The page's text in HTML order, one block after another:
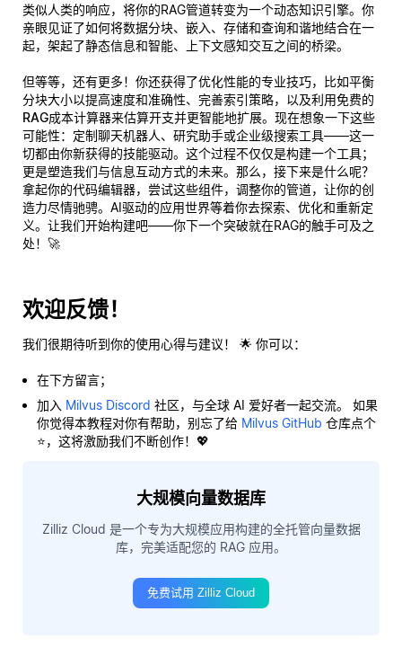
类似人类的响应，将你的RAG管道转变为一个动态知识引擎。你
亲眼见证了如何将数据分块、嵌入、存储和查询和谐地结合在一
起，架起了静态信息和智能、上下文感知交互之间的桥梁。
但等等，还有更多！你还获得了优化性能的专业技巧，比如平衡
分块大小以提高速度和准确性、完善索引策略，以及利用免费的
RAG成本计算器来估算开支并更智能地扩展。现在想象一下这些
可能性：定制聊天机器人、研究助手或企业级搜索工具——这一
切都由你新获得的技能驱动。这个过程不仅仅是构建一个工具；
更是塑造我们与信息互动方式的未来。那么，接下来是什么呢？
拿起你的代码编辑器，尝试这些组件，调整你的管道，让你的创
造力尽情驰骋。AI驱动的应用世界等着你去探索、优化和重新定
义。让我们开始构建吧——你下一个突破就在RAG的触手可及之
处！🚀
欢迎反馈！
我们很期待听到你的使用心得与建议！ 🌟 你可以：
在下方留言；
加入 Milvus Discord 社区，与全球 AI 爱好者一起交流。 如果
你觉得本教程对你有帮助，别忘了给 Milvus GitHub 仓库点个
⭐，这将激励我们不断创作！💖
大规模向量数据库
Zilliz Cloud 是一个专为大规模应用构建的全托管向量数据
库，完美适配您的 RAG 应用。
免费试用 Zilliz Cloud